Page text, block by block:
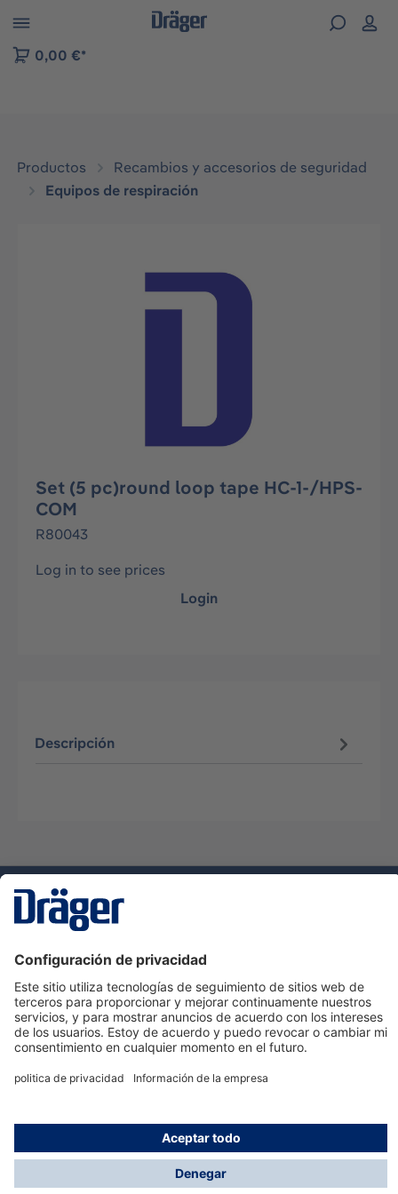
to B2B platform navigation
0,00 €*
Productos
Recambios y accesorios de seguridad
Equipos de respiración
Omitir galería de imágenes
Set (5 pc)round loop tape HC-1-/HPS-
COM
R80043
Log in to see prices
Login
Descripción
Servicio de atención al cliente de Dräger
Ayuda
Información
© Dräger Hispania S.A.U., 2024
*Todos los precios no incluyen IVA y posibles gastos